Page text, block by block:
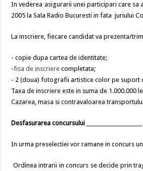
In vederea asigurarii unei participari care
2005 la Sala Radio Bucuresti in fata juriului
La inscriere, fiecare candidat va prezenta/
- copie dupa cartea de identitate;
-fisa de inscriere completata;
- 2 (doua) fotografii artistice color pe suport
Taxa de inscriere este in suma de 1.000.000
Cazarea, masa si contravaloarea
Desfasurarea concursului
In urma preselectiei vor ramane in concurs
Ordinea intrarii in concurs se decide prin